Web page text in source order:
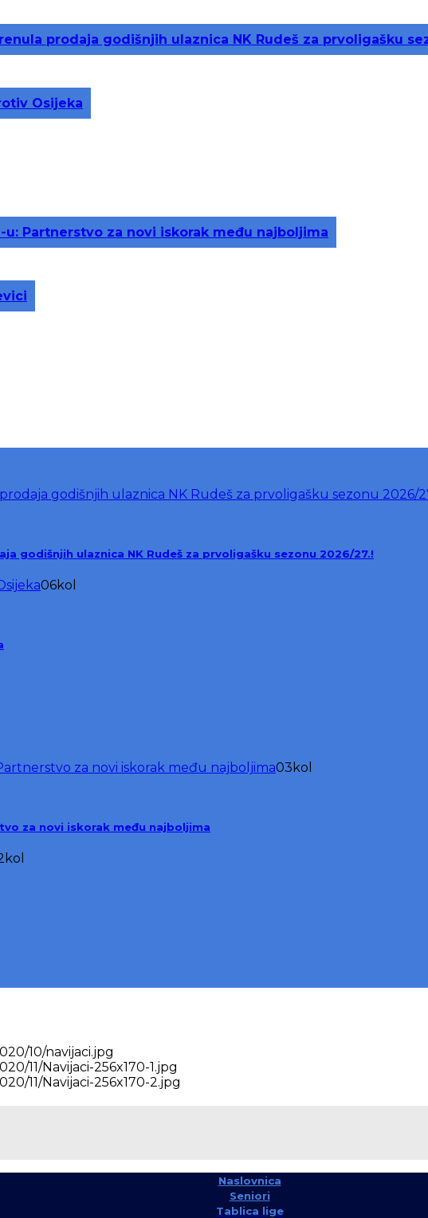
prodaja godišnjih ulaznica NK Rudeš za prvoligašku
Osijeka
u: Partnerstvo za novi iskorak među najboljima
godišnjih ulaznica NK Rudeš za prvoligašku sezonu 2026/27.!
06kol
03 kol
za novi iskorak među najboljima
kol
Naslovnica
Seniori
Tablica lige